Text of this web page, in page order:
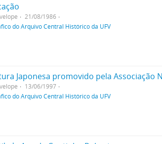
21/08/1986
do Arquivo Central Histórico da UFV
Japonesa promovido pela Associação
13/06/1997
do Arquivo Central Histórico da UFV